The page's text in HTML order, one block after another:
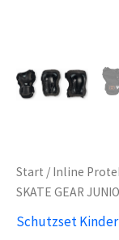
Start / Inline
SKATE GEAR
Schutzset Kinder